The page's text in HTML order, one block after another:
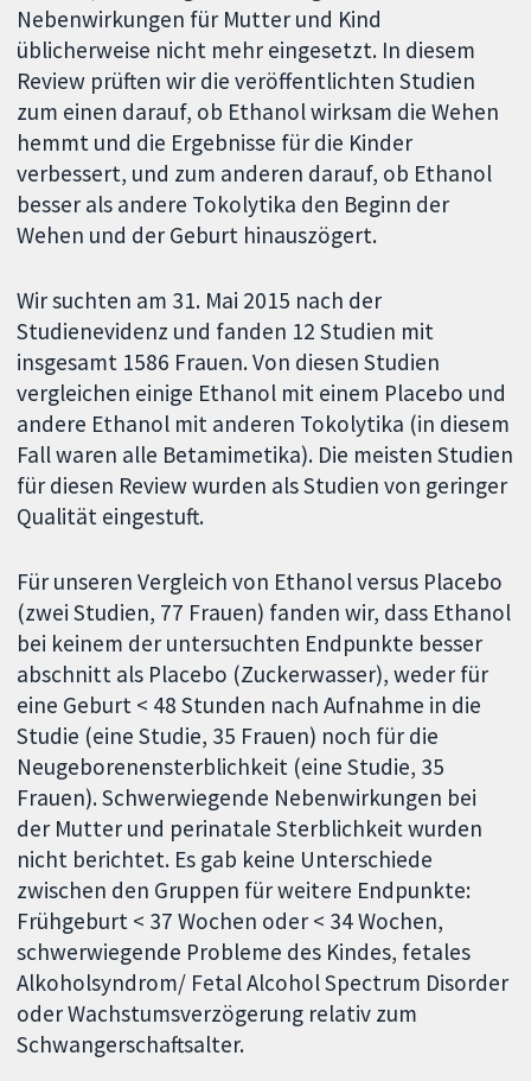
Nebenwirkungen für Mutter und Kind
üblicherweise nicht mehr eingesetzt. In diesem
Review prüften wir die veröffentlichten Studien
zum einen darauf, ob Ethanol wirksam die Wehen
hemmt und die Ergebnisse für die Kinder
verbessert, und zum anderen darauf, ob Ethanol
besser als andere Tokolytika den Beginn der
Wehen und der Geburt hinauszögert.
Wir suchten am 31. Mai 2015 nach der
Studienevidenz und fanden 12 Studien mit
insgesamt 1586 Frauen. Von diesen Studien
vergleichen einige Ethanol mit einem Placebo und
andere Ethanol mit anderen Tokolytika (in diesem
Fall waren alle Betamimetika). Die meisten Studien
für diesen Review wurden als Studien von geringer
Qualität eingestuft.
Für unseren Vergleich von Ethanol versus Placebo
(zwei Studien, 77 Frauen) fanden wir, dass Ethanol
bei keinem der untersuchten Endpunkte besser
abschnitt als Placebo (Zuckerwasser), weder für
eine Geburt < 48 Stunden nach Aufnahme in die
Studie (eine Studie, 35 Frauen) noch für die
Neugeborenensterblichkeit (eine Studie, 35
Frauen). Schwerwiegende Nebenwirkungen bei
der Mutter und perinatale Sterblichkeit wurden
nicht berichtet. Es gab keine Unterschiede
zwischen den Gruppen für weitere Endpunkte:
Frühgeburt < 37 Wochen oder < 34 Wochen,
schwerwiegende Probleme des Kindes, fetales
Alkoholsyndrom/ Fetal Alcohol Spectrum Disorder
oder Wachstumsverzögerung relativ zum
Schwangerschaftsalter.